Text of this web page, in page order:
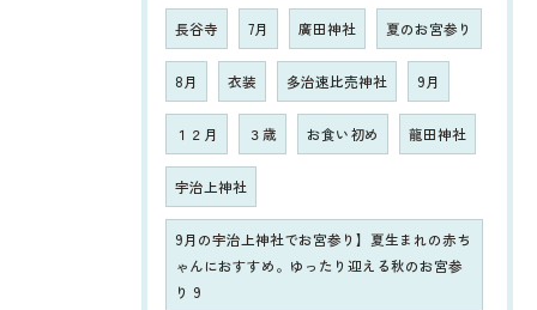
長谷寺 7月 廣田神社 夏のお宮参り
8月 衣装 多治速比売神社 9月
１２月 ３歳 お食い初め 龍田神社
宇治上神社
9月の宇治上神社でお宮参り】夏生まれの赤ち
ゃんにおすすめ。ゆったり迎える秋のお宮参
り 9